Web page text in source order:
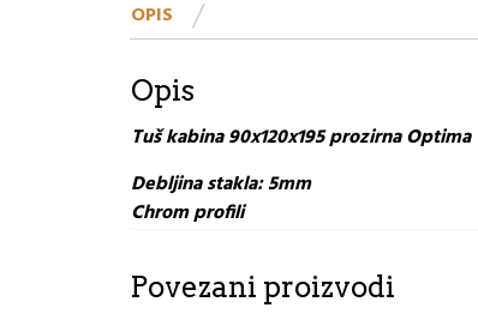
OPIS
Opis
Tuš kabina 90x120x195 prozirna Optima
Debljina stakla: 5mm
Chrom profili
Povezani proizvodi